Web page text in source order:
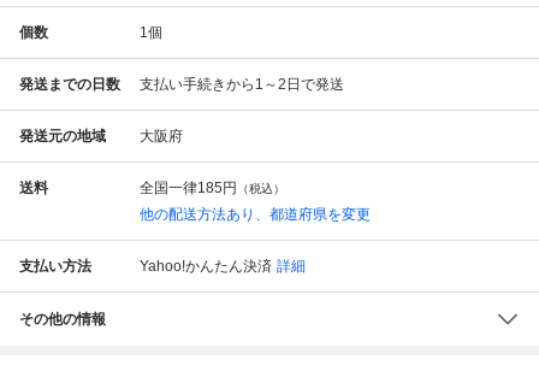
個数 1個
発送までの日数 支払い手続きから1～2日で発送
発送元の地域 大阪府
送料 全国一律185円 （税込）
他の配送方法あり、都道府県を変更
支払い方法 Yahoo!かんたん決済 詳細
その他の情報